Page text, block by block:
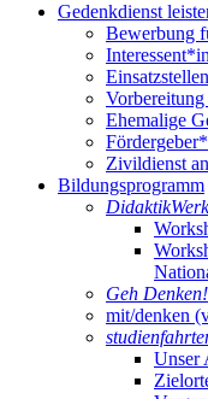
Gedenkdienst
Bewerbung
Einsatzstellen
Ehemalige
Zivildienst
Bildungsprogramm
Geh Denken!
mit/denken
Unser